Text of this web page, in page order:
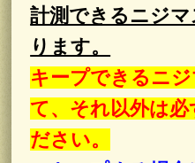
計測できるニジ
ります。
キープできるニ
て、それ以外は必
ださい。